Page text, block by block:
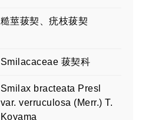
糙莖菝契、疣枝菝契
Smilacaceae 菝契科
Smilax bracteata Presl
var. verruculosa (Merr.) T.
Koyama